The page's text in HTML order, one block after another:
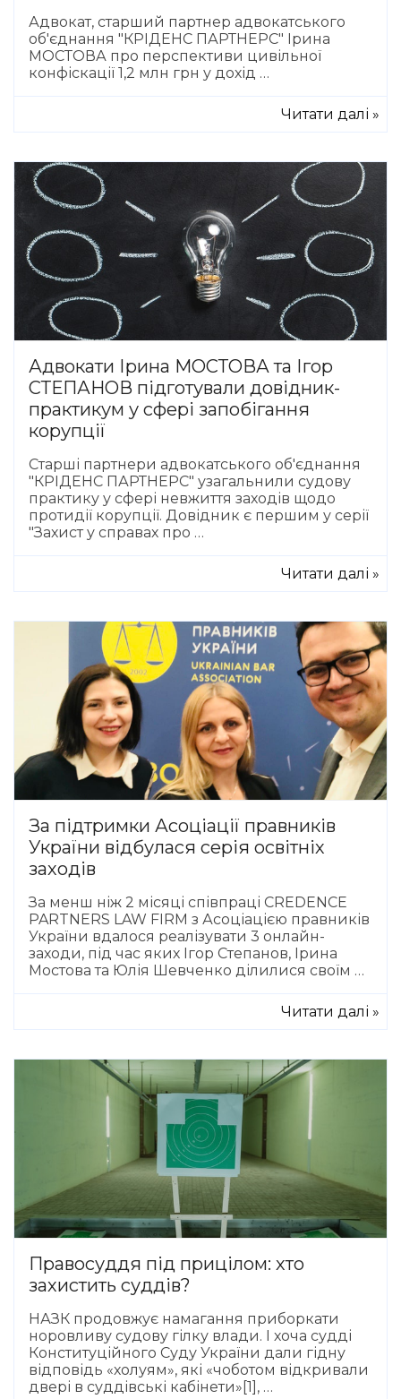
Адвокат, старший партнер адвокатського
об'єднання "КРІДЕНС ПАРТНЕРС" Ірина
МОСТОВА про перспективи цивільної
конфіскації 1,2 млн грн у дохід …
Читати далі »
Адвокати Ірина МОСТОВА та Ігор
СТЕПАНОВ підготували довідник-
практикум у сфері запобігання
корупції
Старші партнери адвокатського об'єднання
"КРІДЕНС ПАРТНЕРС" узагальнили судову
практику у сфері невжиття заходів щодо
протидії корупції. Довідник є першим у серії
"Захист у справах про …
Читати далі »
За підтримки Асоціації правників
України відбулася серія освітніх
заходів
За менш ніж 2 місяці співпраці CREDENCE
PARTNERS LAW FIRM з Асоціацією правників
України вдалося реалізувати 3 онлайн-
заходи, під час яких Ігор Степанов, Ірина
Мостова та Юлія Шевченко ділилися своїм …
Читати далі »
Правосуддя під прицілом: хто
захистить суддів?
НАЗК продовжує намагання приборкати
норовливу судову гілку влади. І хоча судді
Конституційного Суду України дали гідну
відповідь «холуям», які «чоботом відкривали
двері в суддівські кабінети»[1], …